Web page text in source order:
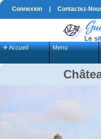
Connexion Contactez-
✈ Accueil Menu